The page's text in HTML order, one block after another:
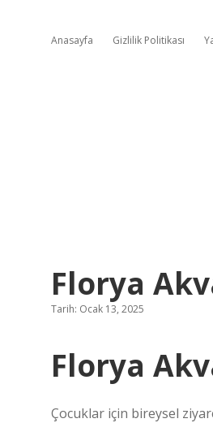
Anasayfa Gizlilik Politikası
Florya
Tarih: Ocak 13, 2025
Florya
Çocuklar için bireysel